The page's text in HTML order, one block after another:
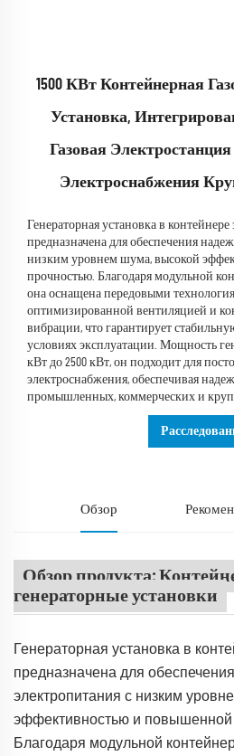
1500 КВт Контейнерная
Установка,
Газовая
Электроснабжения
Генераторная установка в
предназначена для обеспечения
низким уровнем шума, высокой
прочностью. Благодаря модульной
она оснащена передовыми
оптимизированной вентиляцией и
вибрации, что гарантирует
условиях эксплуатации. Мощность
кВт до 2500 кВт, он подходит для
электроснабжения, обеспечивая
промышленных, коммерческих и
Обзор
Обзор продукта:
генераторные установки
Генераторная установка в
предназначена для
электропитания с низким
эффективностью и повышенной
Благодаря модульной